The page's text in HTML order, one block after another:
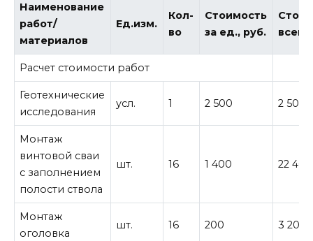
Наименование
работ/
материалов
Ед.изм.
Кол-
во
Стоимость
за ед., руб.
Расчет стоимости работ
Геотехнические
исследования
усл. 1 2 500 2 500
Монтаж
винтовой сваи
с заполнением
полости ствола
шт. 16 1 400 22 400
Монтаж
оголовка
шт. 16 200 3 200